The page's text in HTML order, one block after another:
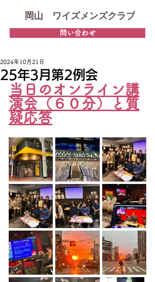
問い合わせ
岡山 ワイズメンズクラブ
25年3月第2例会
2024年10月21日
当日のオンライン講
演会（６０分）と質
疑応答